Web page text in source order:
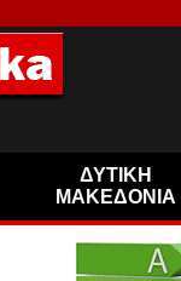
ΔΥΤΙΚΗ
ΜΑΚΕΔΟΝΙΑ